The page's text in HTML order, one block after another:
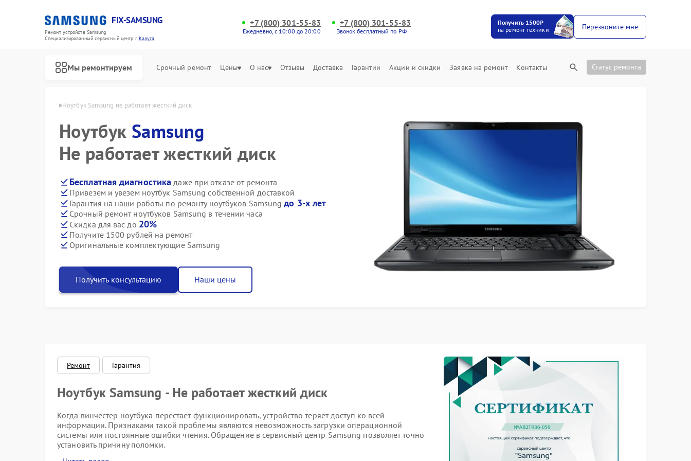
FIX-SAMSUNG
Ремонт устройств Samsung
Специализированный cервисный центр г.Калуга
+7 (800) 301-55-83
Ежедневно, с 10:00 до 20:00
+7 (800) 301-55-83
Звонок бесплатный по РФ
Получить 1500₽
на ремонт техники
Перезвоните мне
Мы ремонтируем Срочный ремонт Цены О нас Отзывы Доставка Гарантии Акции и скидки Заявка на ремонт Контакты Статус ремонта
Samsung в Калуге Ноутбук Samsung не работает жесткий диск
Ноутбук Samsung
Не работает жесткий диск
Бесплатная диагностика даже при отказе от ремонта
Привезем и увезем ноутбук Samsung собственной доставкой
Гарантия на наши работы по ремонту ноутбуков Samsungдо 3-х лет
Срочный ремонт ноутбуков Samsung в течении часа
Скидка для вас до 20%
Получите 1500 рублей на ремонт
Оригинальные комплектующие Samsung
Получить консультацию Наши цены
Ремонт Гарантия
Ноутбук Samsung - Не работает жесткий диск
Когда винчестер ноутбука перестает функционировать, устройство теряет доступ ко всей
информации. Признаками такой проблемы являются невозможность загрузки операционной
системы или постоянные ошибки чтения. Обращение в сервисный центр Samsung позволяет точно
установить причину поломки.